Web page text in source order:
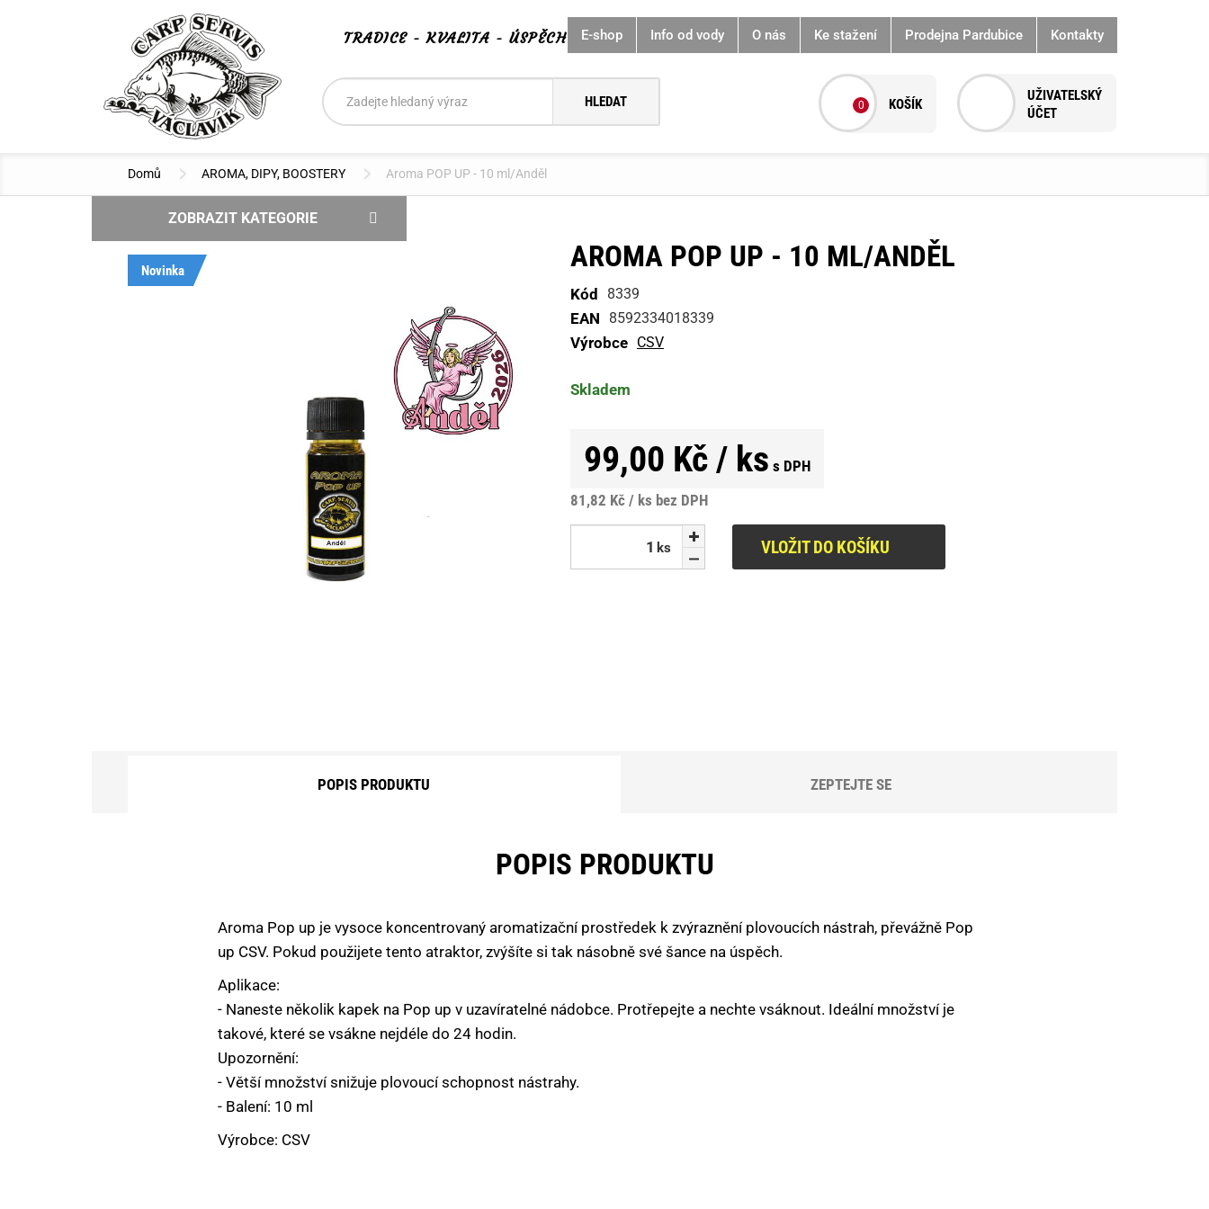
TRADICE - KVALITA - ÚSPĚCH
Vyhledávání
Hledat
E-shop Info od vody O nás Ke stažení Prodejna Pardubice Kontakty
0
Domů AROMA, DIPY, BOOSTERY Aroma POP UP - 10 ml/Anděl
ZOBRAZIT KATEGORIE
Novinka AROMA POP UP - 10 ML/ANDĚL
Kód 8339
EAN 8592334018339
Výrobce CSV
Skladem
99,00 Kč / ks s DPH
81,82 Kč / ks bez DPH
ks
ks VLOŽIT DO KOŠÍKU
NOVINKY
VNADÍCÍ SMĚSI A PŘÍSADY
NÁSTRAHY NA HÁČEK
NŮŽKY, NOŽE, KLEŠTĚ, PEAN
POPIS PRODUKTU ZEPTEJTE SE
POPIS PRODUKTU
Aroma Pop up je vysoce koncentrovaný aromatizační prostředek k zvýraznění plovoucích nástrah, převážně Pop
up CSV. Pokud použijete tento atraktor, zvýšíte si tak násobně své šance na úspěch.
Aplikace:
- Naneste několik kapek na Pop up v uzavíratelné nádobce. Protřepejte a nechte vsáknout. Ideální množství je
takové, které se vsákne nejdéle do 24 hodin.
Upozornění:
- Větší množství snižuje plovoucí schopnost nástrahy.
- Balení: 10 ml
Výrobce: CSV